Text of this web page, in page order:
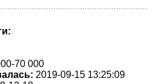
70 000
2019-09-15 13:25:09